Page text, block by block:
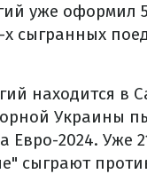
уже оформил
х сыгранных
находится в
Украины
Евро-2024. Уже
сыграют